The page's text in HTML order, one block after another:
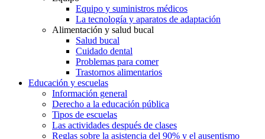
Equipo y suministros médicos
La tecnología y aparatos de adaptación
Alimentación y salud bucal
Salud bucal
Cuidado dental
Problemas para comer
Trastornos alimentarios
Educación y escuelas
Información general
Derecho a la educación pública
Tipos de escuelas
Las actividades después de clases
Reglas sobre la asistencia del 90% y el ausentismo